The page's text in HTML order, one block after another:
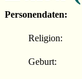
Personendaten:
Religion:
Geburt: